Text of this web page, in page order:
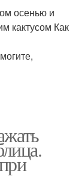
осенью и
кактусом Как